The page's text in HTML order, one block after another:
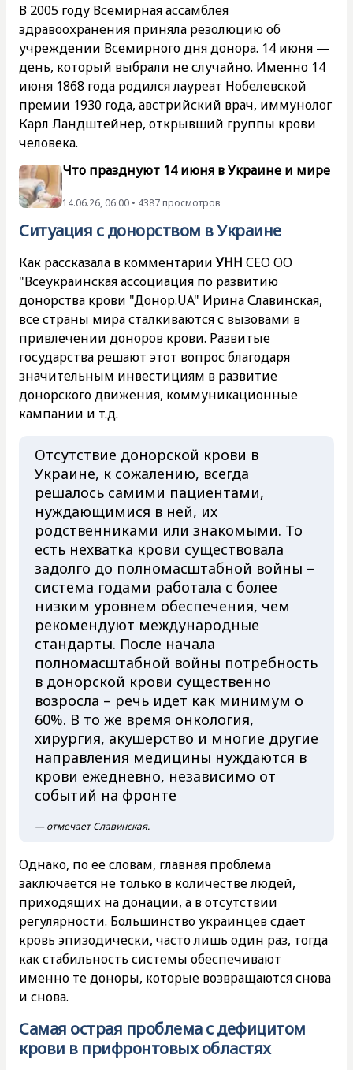
В 2005 году Всемирная ассамблея
здравоохранения приняла резолюцию об
учреждении Всемирного дня донора. 14 июня —
день, который выбрали не случайно. Именно 14
июня 1868 года родился лауреат Нобелевской
премии 1930 года, австрийский врач, иммунолог
Карл Ландштейнер, открывший группы крови
человека.
Что празднуют 14 июня в Украине и мире
14.06.26, 06:00 • 4387 просмотров
Ситуация с донорством в Украине
Как рассказала в комментарииУНН СЕО ОО
"Всеукраинская ассоциация по развитию
донорства крови "Донор.UA" Ирина Славинская,
все страны мира сталкиваются с вызовами в
привлечении доноров крови. Развитые
государства решают этот вопрос благодаря
значительным инвестициям в развитие
донорского движения, коммуникационные
кампании и т.д.
Отсутствие донорской крови в
Украине, к сожалению, всегда
решалось самими пациентами,
нуждающимися в ней, их
родственниками или знакомыми. То
есть нехватка крови существовала
задолго до полномасштабной войны –
система годами работала с более
низким уровнем обеспечения, чем
рекомендуют международные
стандарты. После начала
полномасштабной войны потребность
в донорской крови существенно
возросла – речь идет как минимум о
60%. В то же время онкология,
хирургия, акушерство и многие другие
направления медицины нуждаются в
крови ежедневно, независимо от
событий на фронте
— отмечает Славинская.
Однако, по ее словам, главная проблема
заключается не только в количестве людей,
приходящих на донации, а в отсутствии
регулярности. Большинство украинцев сдает
кровь эпизодически, часто лишь один раз, тогда
как стабильность системы обеспечивают
именно те доноры, которые возвращаются снова
и снова.
Самая острая проблема с дефицитом
крови в прифронтовых областях